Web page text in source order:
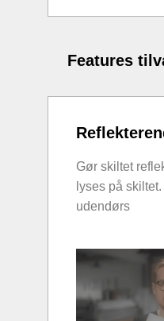
Features
Gør skiltet
lyses på
udendørs